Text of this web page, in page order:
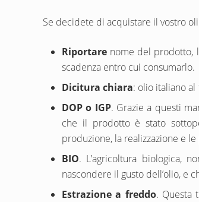
Se decidete di acquistare il vostro
Riportare nome del prodotto,
scadenza entro cui consumarlo.
Dicitura chiara: olio italiano
DOP o IGP. Grazie a questi
che il prodotto è stato
produzione, la realizzazione e
BIO. L’agricoltura biologica,
nascondere il gusto dell’olio, e
Estrazione a freddo. Questa